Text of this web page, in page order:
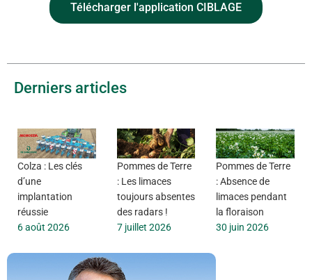
Télécharger l'application CIBLAGE
Derniers articles
Colza : Les clés
d’une
implantation
réussie
6 août 2026
Pommes de Terre
: Les limaces
toujours absentes
des radars !
7 juillet 2026
Pommes de Terre
: Absence de
limaces pendant
la floraison
30 juin 2026